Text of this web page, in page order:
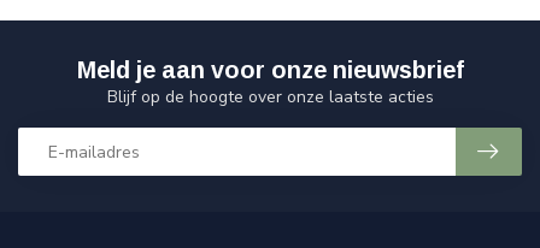
Meld je aan voor onze nieuwsbrief
Blijf op de hoogte over onze laatste acties